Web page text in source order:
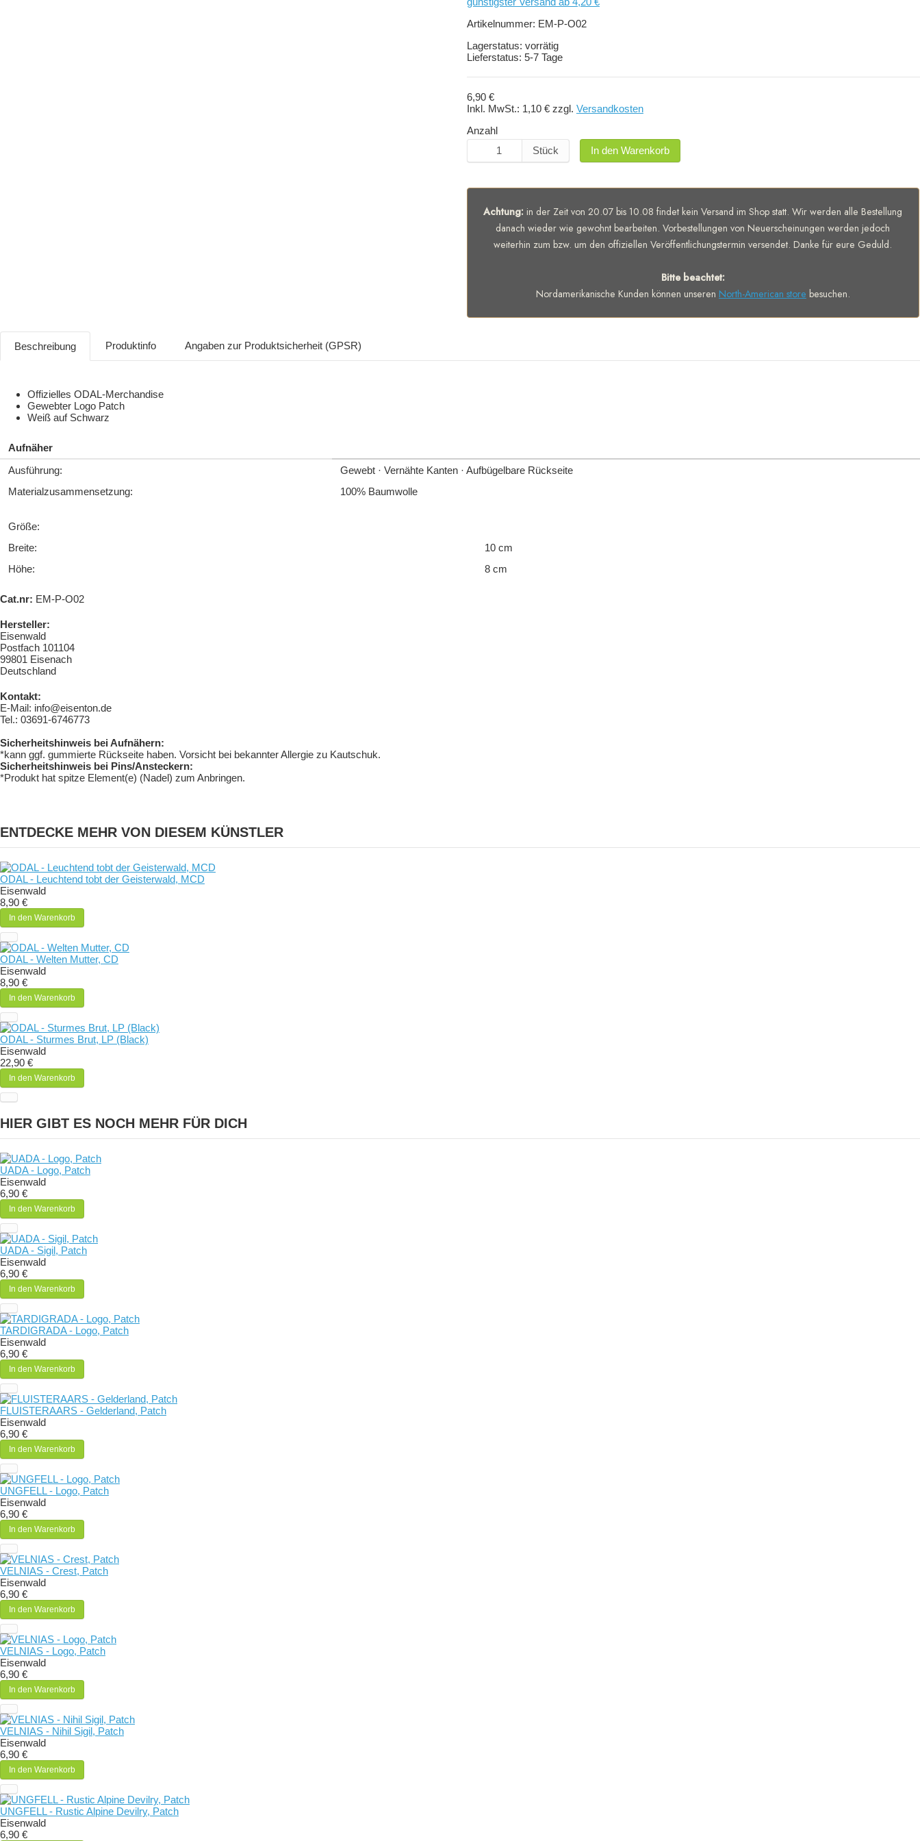
Artikelnummer: EM-P-O02
Lagerstatus: vorrätig
Lieferstatus: 5-7 Tage
6,90 €
Inkl. MwSt.: 1,10 €zzgl. Versandkosten
Anzahl
Stück
In den Warenkorb
Achtung: in der Zeit von 20.07 bis 10.08 findet kein Versand im Shop statt. Wir werden alle Bestellung
danach wieder wie gewohnt bearbeiten. Vorbestellungen von Neuerscheinungen werden jedoch
weiterhin zum bzw. um den offiziellen Veröffentlichungstermin versendet. Danke für eure Geduld.
Bitte beachtet:
Nordamerikanische Kunden können unseren North-American store besuchen.
Beschreibung Produktinfo Angaben zur Produktsicherheit (GPSR)
Offizielles ODAL-Merchandise
Gewebter Logo Patch
Weiß auf Schwarz
Ausführung:
Gewebt · Vernähte Kanten · Aufbügelbare Rückseite
Materialzusammensetzung:
100% Baumwolle
Aufnäher
Größe:
Breite:
10 cm
Höhe:
8 cm
Cat.nr: EM-P-O02
Hersteller:
Eisenwald
Postfach 101104
99801 Eisenach
Deutschland
Kontakt:
E-Mail: info@eisenton.de
Tel.: 03691-6746773
Sicherheitshinweis bei Aufnähern:
*kann ggf. gummierte Rückseite haben. Vorsicht bei bekannter Allergie zu Kautschuk.
Sicherheitshinweis bei Pins/Ansteckern:
*Produkt hat spitze Element(e) (Nadel) zum Anbringen.
ENTDECKE MEHR VON DIESEM KÜNSTLER
ODAL - Leuchtend tobt der Geisterwald, MCD
Eisenwald
8,90 €
In den Warenkorb
ODAL - Welten Mutter, CD
Eisenwald
8,90 €
In den Warenkorb
ODAL - Sturmes Brut, LP (Black)
Eisenwald
22,90 €
In den Warenkorb
HIER GIBT ES NOCH MEHR FÜR DICH
UADA - Logo, Patch
Eisenwald
6,90 €
In den Warenkorb
UADA - Sigil, Patch
Eisenwald
6,90 €
In den Warenkorb
TARDIGRADA - Logo, Patch
Eisenwald
6,90 €
In den Warenkorb
FLUISTERAARS - Gelderland, Patch
Eisenwald
6,90 €
In den Warenkorb
UNGFELL - Logo, Patch
Eisenwald
6,90 €
In den Warenkorb
VELNIAS - Crest, Patch
Eisenwald
6,90 €
In den Warenkorb
VELNIAS - Logo, Patch
Eisenwald
6,90 €
In den Warenkorb
VELNIAS - Nihil Sigil, Patch
Eisenwald
6,90 €
In den Warenkorb
UNGFELL - Rustic Alpine Devilry, Patch
Eisenwald
6,90 €